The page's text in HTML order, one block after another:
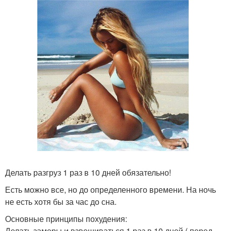
Делать разгруз 1 раз в 10 дней обязательно!
Есть можно все, но до определенного времени. На ночь
не есть хотя бы за час до сна.
Основные принципы похудения: